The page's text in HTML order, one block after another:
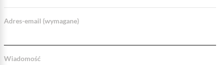
Adres-email (wymagane)
Wiadomość